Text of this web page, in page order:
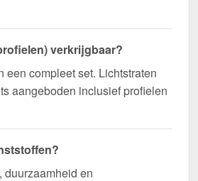
verkrijgbaar?
compleet set. Lichtstraten
aangeboden inclusief profielen
duurzaamheid en